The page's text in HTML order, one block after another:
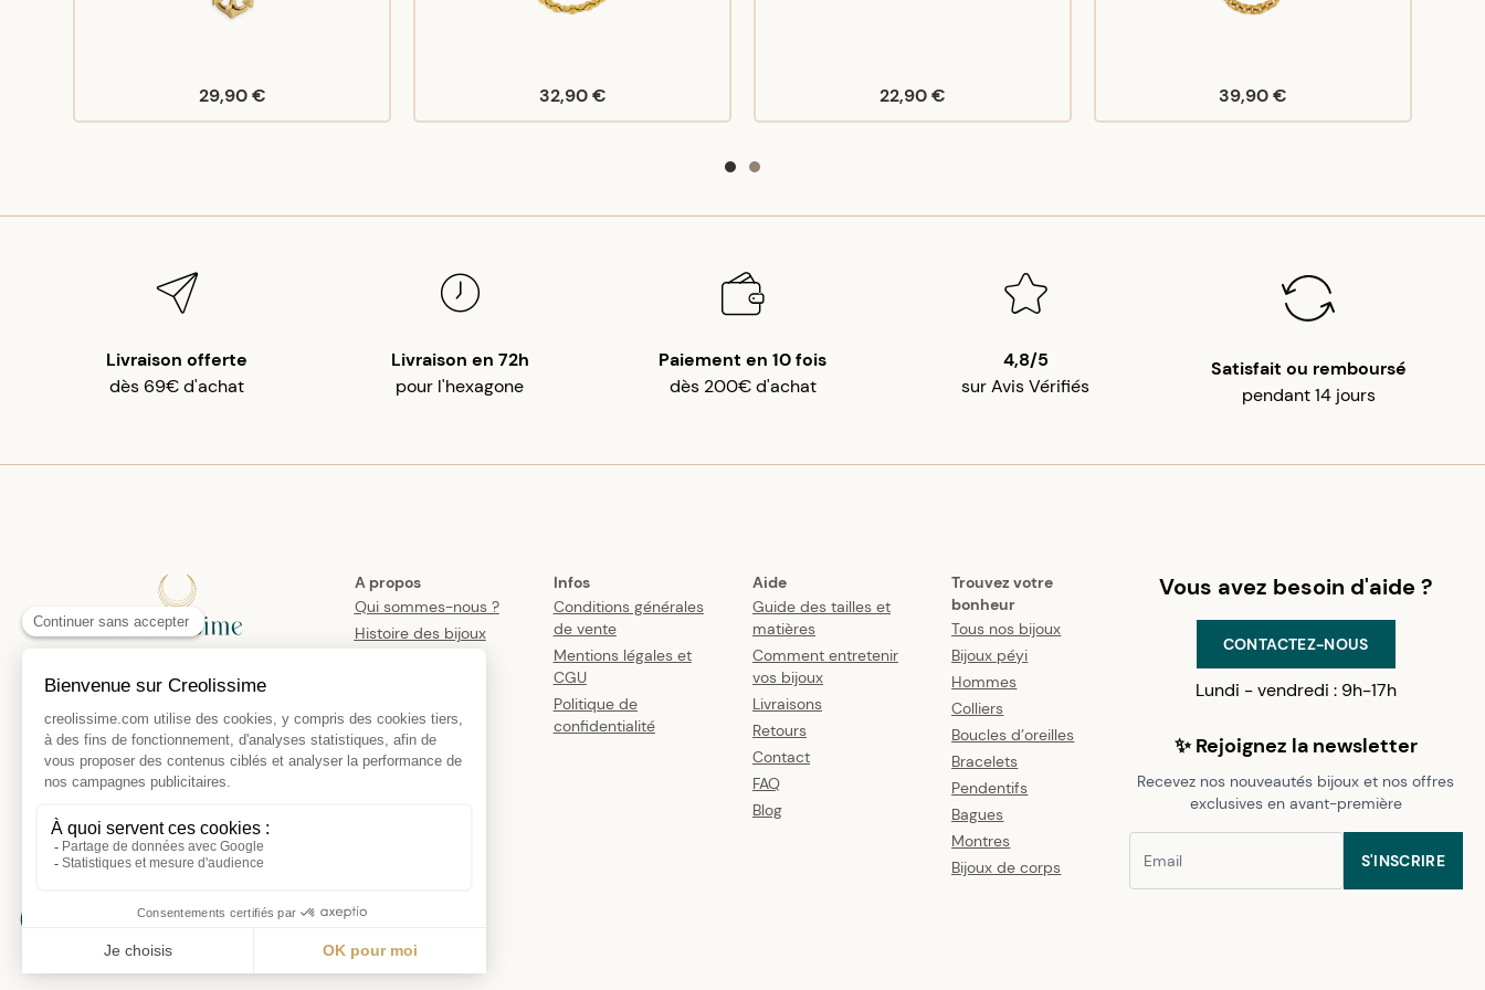
29,90 € 32,90 € 22,90 € 39,90 €
Livraison offerte
dès 69€ d'achat
Livraison en 72h
pour l'hexagone
Paiement en 10 fois
dès 200€ d'achat
4,8/5
sur Avis Vérifiés
Satisfait ou remboursé
pendant 14 jours
A propos
Qui sommes-nous ?
Histoire des bijoux
Infos
Conditions générales
de vente
Mentions légales et
CGU
Politique de
confidentialité
Aide
Guide des tailles et
matières
Comment entretenir
vos bijoux
Livraisons
Retours
Contact
FAQ
Blog
Trouvez votre
bonheur
Tous nos bijoux
Bijoux péyi
Hommes
Colliers
Boucles d’oreilles
Bracelets
Pendentifs
Bagues
Montres
Bijoux de corps
Vous avez besoin d'aide ?
CONTACTEZ-NOUS
Lundi - vendredi : 9h-17h
✨ Rejoignez la newsletter
Recevez nos nouveautés bijoux et nos offres
exclusives en avant-première
S'INSCRIRE